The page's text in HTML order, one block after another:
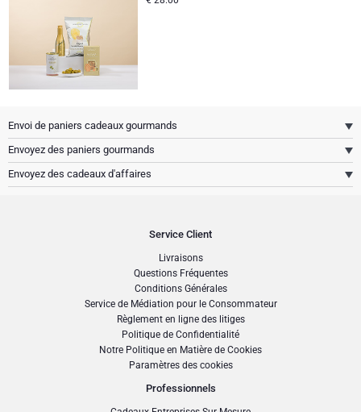
Envoi de paniers cadeaux gourmands
Envoyez des paniers gourmands
Envoyez des cadeaux d'affaires
Service Client
Livraisons
Questions Fréquentes
Conditions Générales
Service de Médiation pour le Consommateur
Règlement en ligne des litiges
Politique de Confidentialité
Notre Politique en Matière de Cookies
Paramètres des cookies
Professionnels